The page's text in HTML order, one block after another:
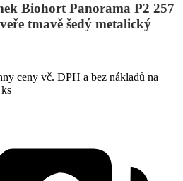
Biohort Panorama P2 257
tmavě šedý metalický
ceny vč. DPH a bez nákladů na
ks